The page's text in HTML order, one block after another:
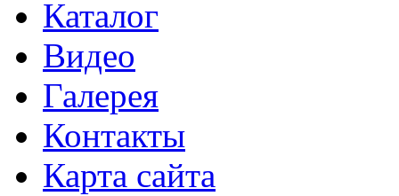
Каталог
Видео
Галерея
Контакты
Карта сайта